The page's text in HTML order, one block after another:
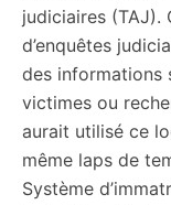
judiciaires
d’enquêtes
des informations
victimes ou
aurait utilisé ce
même laps de
Système